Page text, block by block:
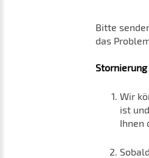
Bitte
das
Wir
ist
Ihnen